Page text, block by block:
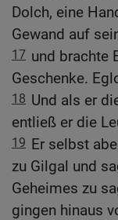
Dolch, eine
Gewand auf
17 und brachte
Geschenke.
18 Und als er
entließ er die
19 Er selbst
zu Gilgal und
Geheimes zu
gingen hinaus